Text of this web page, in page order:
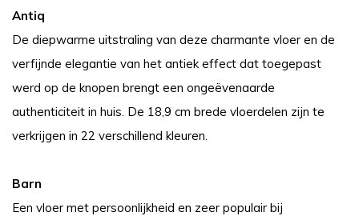
Antiq
De diepwarme uitstraling van deze charmante vloer en de
verfijnde elegantie van het antiek effect dat toegepast
werd op de knopen brengt een ongeëvenaarde
authenticiteit in huis. De 18,9 cm brede vloerdelen zijn te
verkrijgen in 22 verschillend kleuren.
Barn
Een vloer met persoonlijkheid en zeer populair bij